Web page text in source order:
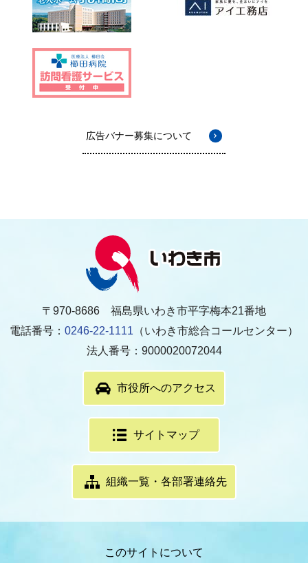
広告バナー募集について
〒970-8686 福島県いわき市平字梅本21番地
電話番号： 0246-22-1111 （いわき市総合コールセンター）
法人番号：9000020072044
市役所へのアクセス
サイトマップ
組織一覧・各部署連絡先
このサイトについて